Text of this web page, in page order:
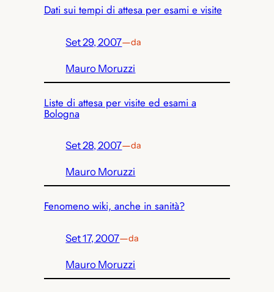
Dati sui tempi di attesa per esami e visite
Set 29, 2007—da
Mauro Moruzzi
Liste di attesa per visite ed esami a
Bologna
Set 28, 2007—da
Mauro Moruzzi
Fenomeno wiki, anche in sanità?
Set 17, 2007—da
Mauro Moruzzi